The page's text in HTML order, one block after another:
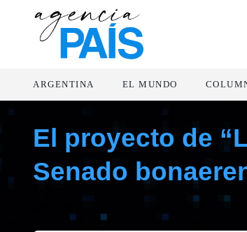
ARGENTINA EL MUNDO
El proyecto de
Senado